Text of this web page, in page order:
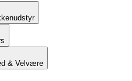
& Velvære